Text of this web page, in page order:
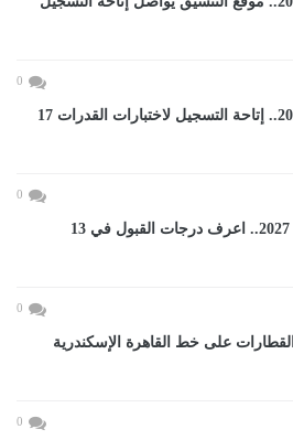
0
تنسيق الجامعات 2026.. إتاحة التسجيل لاختبارات القدرات 17
0
تنسيق الثانوى العام 2027.. اعرف درجات القبول في 13
0
على خط القاهرة الإسكندرية
0